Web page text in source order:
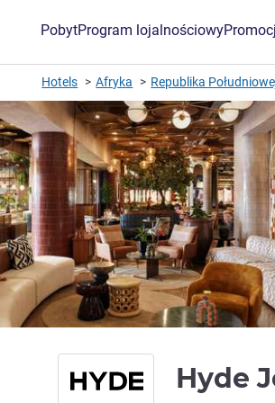
PobytProgram lojalnościowy
Hotels Afryka Republika
Hyde